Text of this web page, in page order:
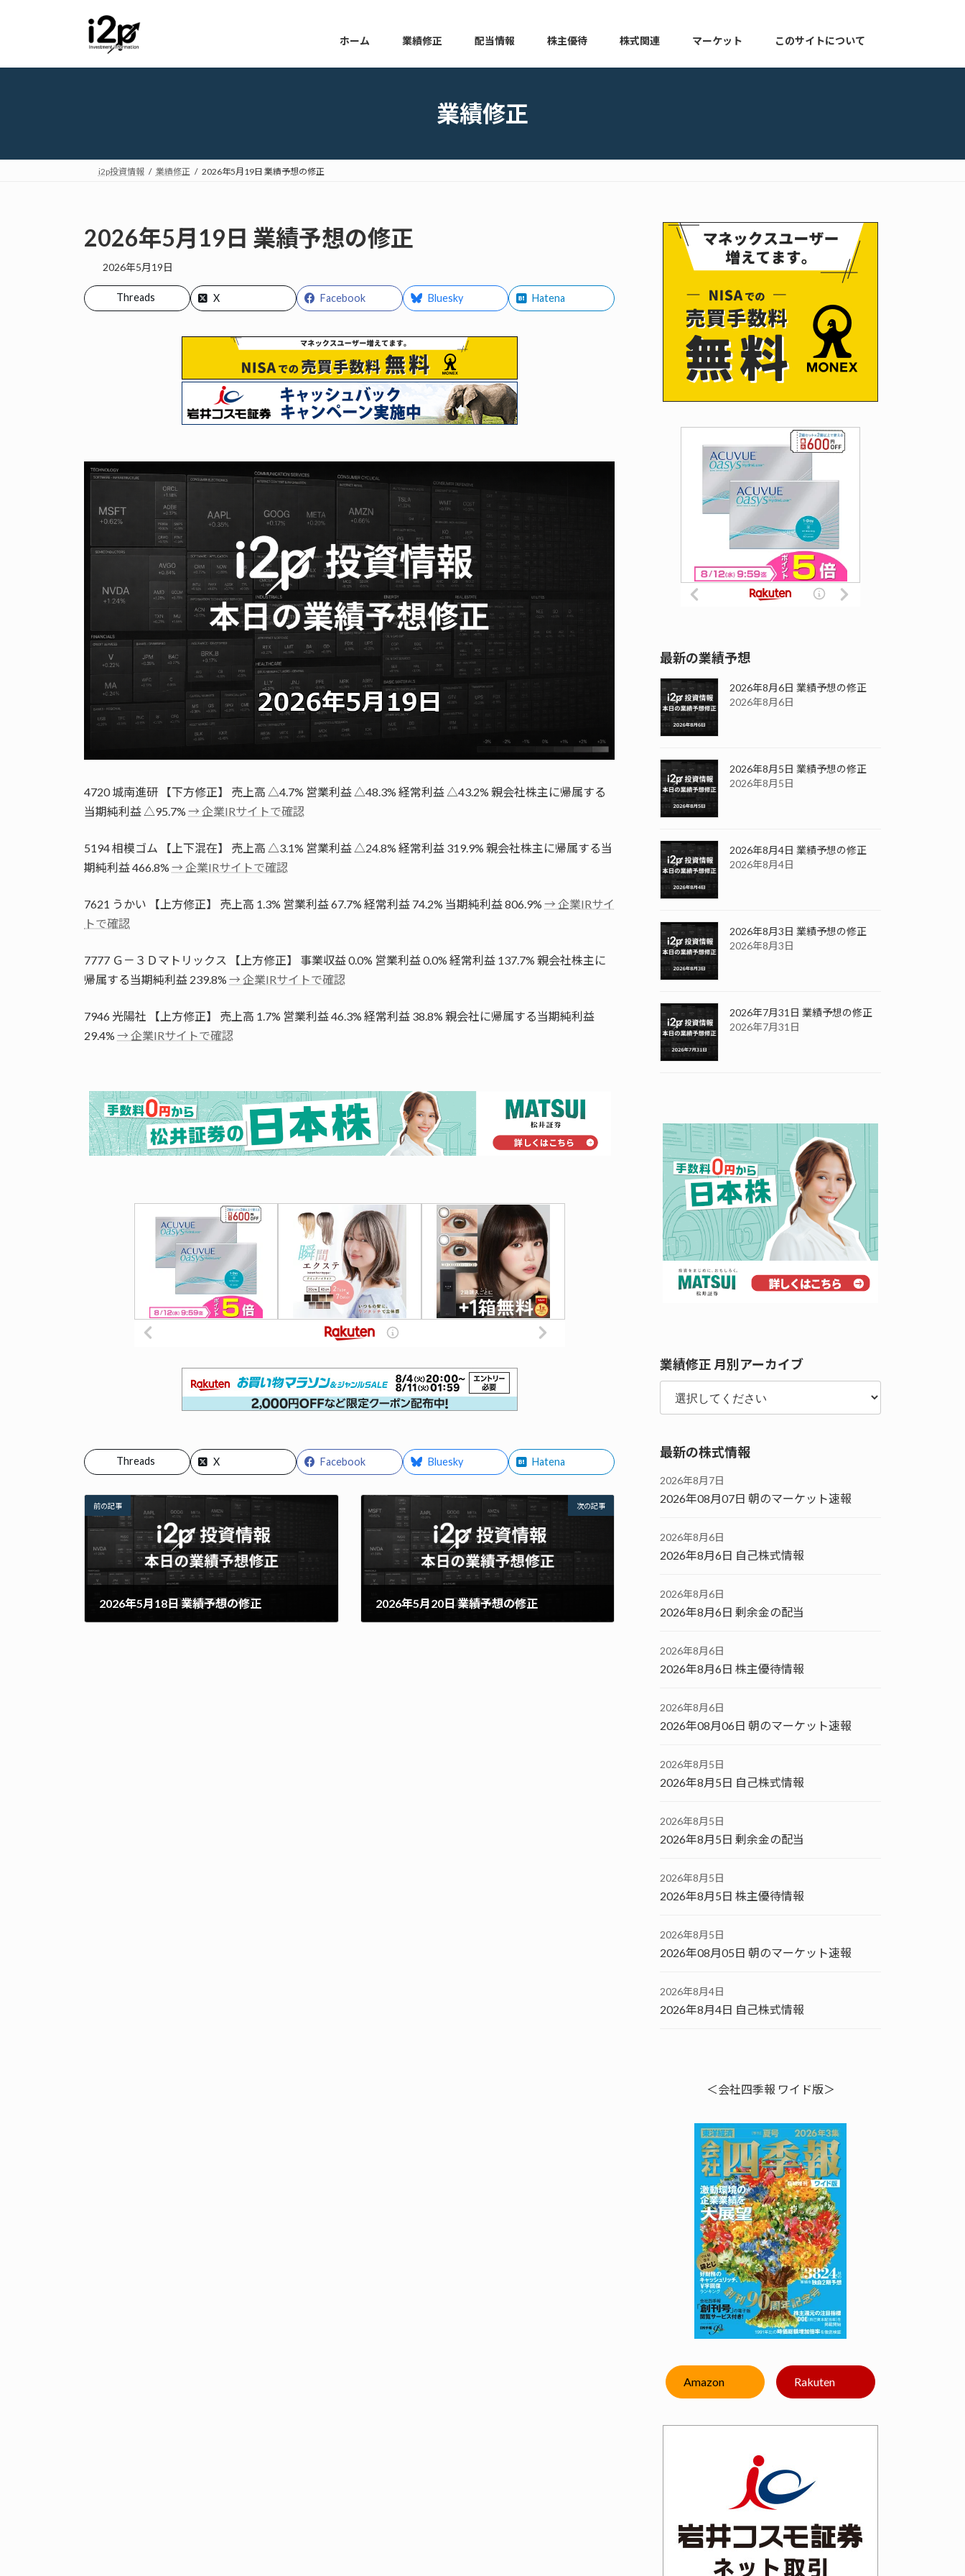
プ
動
ホーム 業績修正 配当情報 株主優待 株式関連 マーケット このサイトについて
業績修正
i2p投資情報 業績修正 2026年5月19日 業績予想の修正
2026年5月19日 業績予想の修正
2026年5月19日
Facebook
X Bluesky
Threads Hatena
4720 城南進研 【下方修正】 売上高 △4.7% 営業利益 △48.3% 経常利益 △43.2% 親会社株主に帰属する
当期純利益 △95.7% → 企業IRサイトで確認
5194 相模ゴム 【上下混在】 売上高 △3.1% 営業利益 △24.8% 経常利益 319.9% 親会社株主に帰属する当
期純利益 466.8% → 企業IRサイトで確認
7621 うかい 【上方修正】 売上高 1.3% 営業利益 67.7% 経常利益 74.2% 当期純利益 806.9% → 企業IRサイ
トで確認
7777 Ｇ－３Ｄマトリックス 【上方修正】 事業収益 0.0% 営業利益 0.0% 経常利益 137.7% 親会社株主に
帰属する当期純利益 239.8% → 企業IRサイトで確認
7946 光陽社 【上方修正】 売上高 1.7% 営業利益 46.3% 経常利益 38.8% 親会社に帰属する当期純利益
29.4% → 企業IRサイトで確認
Facebook
X Bluesky
Threads Hatena
前の記事
2026年5月18日 業績予想の修正
次の記事
2026年5月20日 業績予想の修正
最新の業績予想
2026年8月6日 業績予想の修正
2026年8月6日
2026年8月5日 業績予想の修正
2026年8月5日
2026年8月4日 業績予想の修正
2026年8月4日
2026年8月3日 業績予想の修正
2026年8月3日
2026年7月31日 業績予想の修正
2026年7月31日
業績修正 月別アーカイブ
最新の株式情報
2026年8月7日
2026年08月07日 朝のマーケット速報
2026年8月6日
2026年8月6日 自己株式情報
2026年8月6日
2026年8月6日 剰余金の配当
2026年8月6日
2026年8月6日 株主優待情報
2026年8月6日
2026年08月06日 朝のマーケット速報
2026年8月5日
2026年8月5日 自己株式情報
2026年8月5日
2026年8月5日 剰余金の配当
2026年8月5日
2026年8月5日 株主優待情報
2026年8月5日
2026年08月05日 朝のマーケット速報
2026年8月4日
2026年8月4日 自己株式情報
＜会社四季報 ワイド版＞
Amazon Rakuten